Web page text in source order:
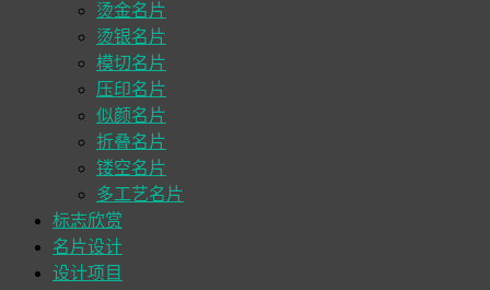
烫金名片
烫银名片
模切名片
压印名片
似颜名片
折叠名片
镂空名片
多工艺名片
标志欣赏
名片设计
设计项目